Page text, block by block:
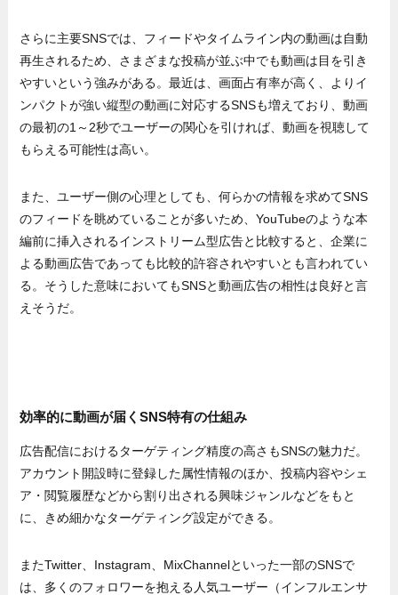
さらに主要SNSでは、フィードやタイムライン内の動画は自動
再生されるため、さまざまな投稿が並ぶ中でも動画は目を引き
やすいという強みがある。最近は、画面占有率が高く、よりイ
ンパクトが強い縦型の動画に対応するSNSも増えており、動画
の最初の1～2秒でユーザーの関心を引ければ、動画を視聴して
もらえる可能性は高い。
また、ユーザー側の心理としても、何らかの情報を求めてSNS
のフィードを眺めていることが多いため、YouTubeのような本
編前に挿入されるインストリーム型広告と比較すると、企業に
よる動画広告であっても比較的許容されやすいとも言われてい
る。そうした意味においてもSNSと動画広告の相性は良好と言
えそうだ。
効率的に動画が届くSNS特有の仕組み
広告配信におけるターゲティング精度の高さもSNSの魅力だ。
アカウント開設時に登録した属性情報のほか、投稿内容やシェ
ア・閲覧履歴などから割り出される興味ジャンルなどをもと
に、きめ細かなターゲティング設定ができる。
またTwitter、Instagram、MixChannelといった一部のSNSで
は、多くのフォロワーを抱える人気ユーザー（インフルエンサ